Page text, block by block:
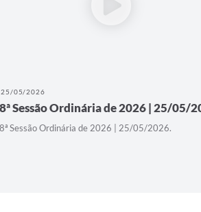
25/05/2026
8ª Sessão Ordinária de 2026 | 25/05/
8ª Sessão Ordinária de 2026 | 25/05/2026.